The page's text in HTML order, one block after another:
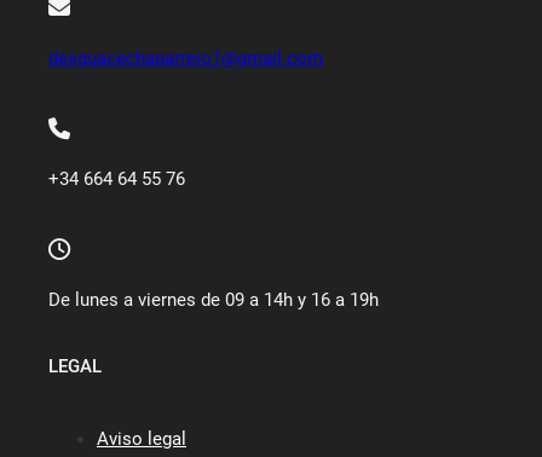
desguacechaparrejo1@gmail.com
+34 664 64 55 76
De lunes a viernes de 09 a 14h y 16 a 19h
LEGAL
Aviso legal